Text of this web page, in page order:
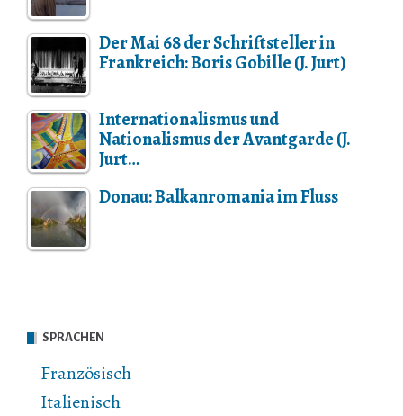
Der Mai 68 der Schriftsteller in
Frankreich: Boris Gobille (J. Jurt)
Internationalismus und
Nationalismus der Avantgarde (J.
Jurt…
Donau: Balkanromania im Fluss
SPRACHEN
Französisch
Italienisch